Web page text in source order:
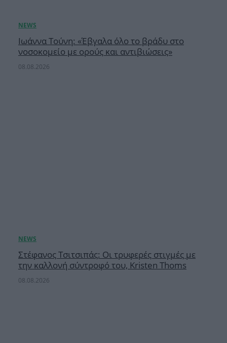
Ιωάννα Τούνη: «Έβγαλα όλο το βράδυ στο
νοσοκομείο με ορούς και αντιβιώσεις»
08.08.2026
Στέφανος Τσιτσιπάς: Οι τρυφερές στιγμές με
την καλλονή σύντροφό του, Kristen Thoms
08.08.2026